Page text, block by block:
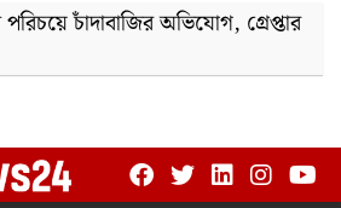
চাঁদাবাজির অভিযোগ, গ্রেপ্তার